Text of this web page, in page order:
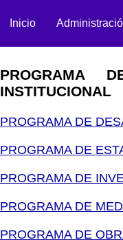
Inicio
PROGRAMA
INSTITUCIONAL
PROGRAMA DE
PROGRAMA DE
PROGRAMA DE
PROGRAMA DE
PROGRAMA DE